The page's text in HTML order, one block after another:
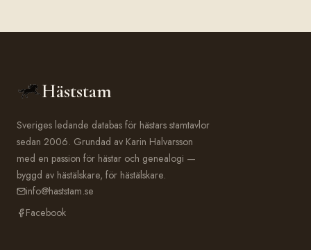
Häststam
Sveriges ledande databas för hästars stamtavlor
sedan 2006. Grundad av Karin Halvarsson
med en passion för hästar och genealogi —
byggd av hästälskare, för hästälskare.
info@haststam.se
Facebook